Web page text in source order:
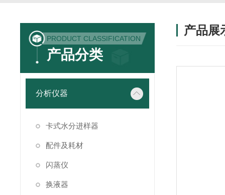
PRODUCT CLASSIFICATION
产品分类
分析仪器
卡式水分进样器
配件及耗材
闪蒸仪
换液器
产品展